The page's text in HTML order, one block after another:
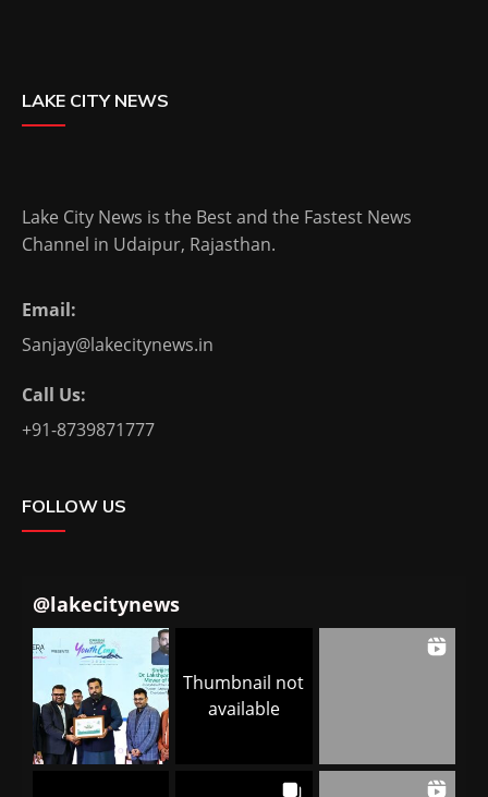
LAKE CITY NEWS
Lake City News is the Best and the Fastest News
Channel in Udaipur, Rajasthan.
Email:
Sanjay@lakecitynews.in
Call Us:
+91-8739871777
FOLLOW US
@lakecitynews
Thumbnail not
available